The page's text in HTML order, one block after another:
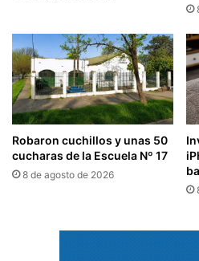
Robaron cuchillos y unas 50
cucharas de la Escuela Nº 17
8 de agosto de 2026